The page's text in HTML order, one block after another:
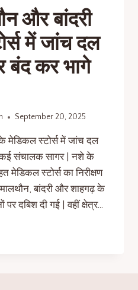
और बांदरी
में जांच दल
बंद कर भागे
September 20, 2025
मेडिकल स्टोर्स में जांच दल
संचालक सागर | नशे के
मेडिकल स्टोर्स का निरीक्षण
बांदरी और शाहगढ़ के
पर दबिश दी गई | वहीं क्षेत्र…